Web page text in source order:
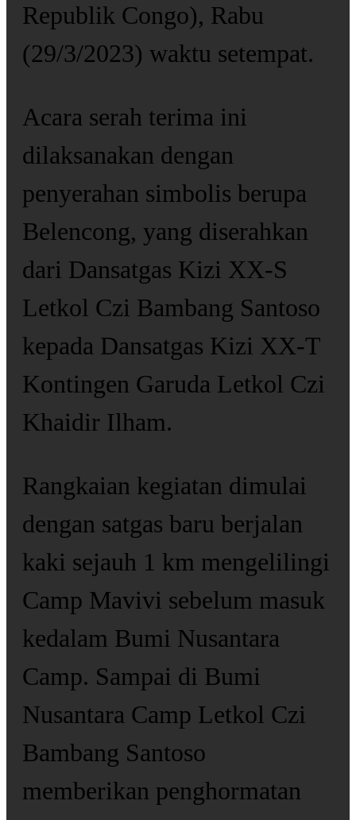
Republik Congo), Rabu
(29/3/2023) waktu setempat.
Acara serah terima ini
dilaksanakan dengan
penyerahan simbolis berupa
Belencong, yang diserahkan
dari Dansatgas Kizi XX-S
Letkol Czi Bambang Santoso
kepada Dansatgas Kizi XX-T
Kontingen Garuda Letkol Czi
Khaidir Ilham.
Rangkaian kegiatan dimulai
dengan satgas baru berjalan
kaki sejauh 1 km mengelilingi
Camp Mavivi sebelum masuk
kedalam Bumi Nusantara
Camp. Sampai di Bumi
Nusantara Camp Letkol Czi
Bambang Santoso
memberikan penghormatan